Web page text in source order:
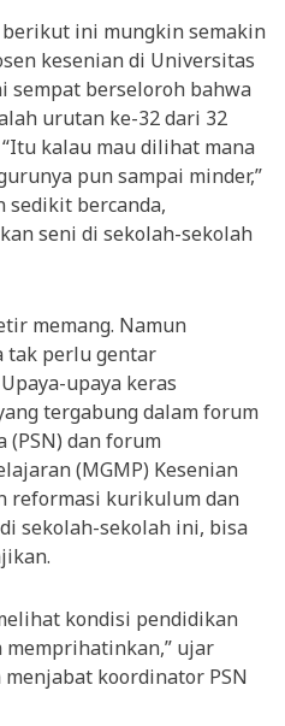
ini mungkin semakin
kesenian di Universitas
sempat berseloroh bahwa
urutan ke-32 dari 32
kalau mau dilihat mana
pun sampai minder,”
sedikit bercanda,
seni di sekolah-sekolah
memang. Namun
tak perlu gentar
upaya keras
tergabung dalam forum
(PSN) dan forum
(MGMP) Kesenian
reformasi kurikulum dan
sekolah-sekolah ini, bisa
kondisi pendidikan
memprihatinkan,” ujar
koordinator PSN